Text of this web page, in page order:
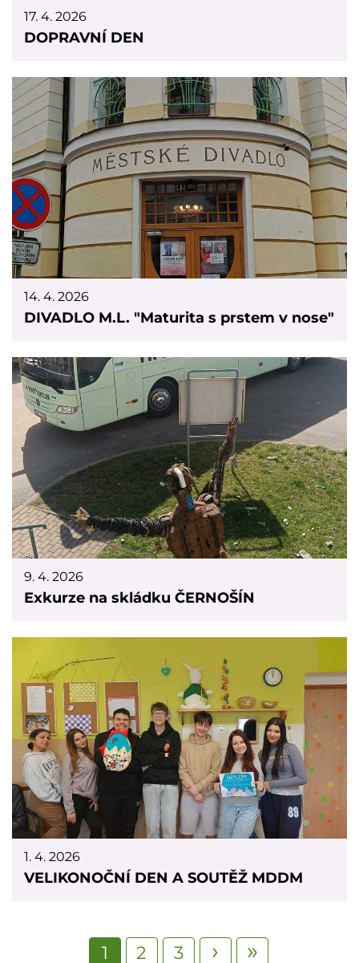
17. 4. 2026
DOPRAVNÍ DEN
14. 4. 2026
DIVADLO M.L. "Maturita s prstem v nose"
9. 4. 2026
Exkurze na skládku ČERNOŠÍN
1. 4. 2026
VELIKONOČNÍ DEN A SOUTĚŽ MDDM
Aktuální
1 Page
2 Page
3 Následující stránka
› Poslední stránka
»